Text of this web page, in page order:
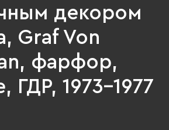
декором
Graf Von
фарфор,
ГДР, 1973-1977